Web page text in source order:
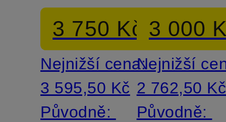
GENIUS
Slim Fit
3 750 Kč
Nejnižší cena:
3 595,50 Kč
Původně:
lněným
3 000
Nejnižší
2 762,50 Kč
Původně: